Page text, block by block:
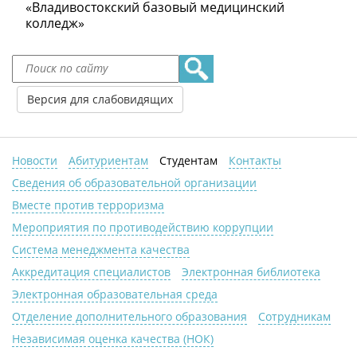
«Владивостокский базовый медицинский
колледж»
Версия для слабовидящих
Новости Абитуриентам Студентам
Контакты
Сведения об образовательной организации
Вместе против терроризма
Мероприятия по противодействию коррупции
Система менеджмента качества
Аккредитация специалистов
Электронная библиотека
Электронная образовательная среда
Отделение дополнительного образования
Сотрудникам
Независимая оценка качества (НОК)